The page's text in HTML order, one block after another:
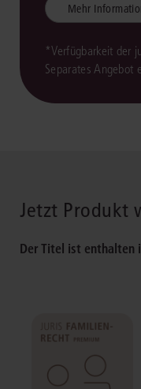
Mehr
*Verfügbarkeit der
Separates Angebot
Jetzt Produkt
Der Titel ist enthalten